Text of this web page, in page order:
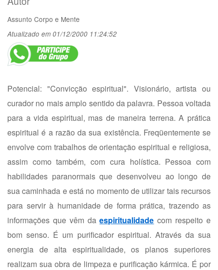
Assunto Corpo e Mente
Atualizado em 01/12/2000 11:24:52
Potencial: "Convicção espiritual". Visionário, artista ou
curador no mais amplo sentido da palavra. Pessoa voltada
para a vida espiritual, mas de maneira terrena. A prática
espiritual é a razão da sua existência. Freqüentemente se
envolve com trabalhos de orientação espiritual e religiosa,
assim como também, com cura holística. Pessoa com
habilidades paranormais que desenvolveu ao longo de
sua caminhada e está no momento de utilizar tais recursos
para servir à humanidade de forma prática, trazendo as
informações que vêm daespiritualidade com respeito e
bom senso. É um purificador espiritual. Através da sua
energia de alta espiritualidade, os planos superiores
realizam sua obra de limpeza e purificação kármica. É por